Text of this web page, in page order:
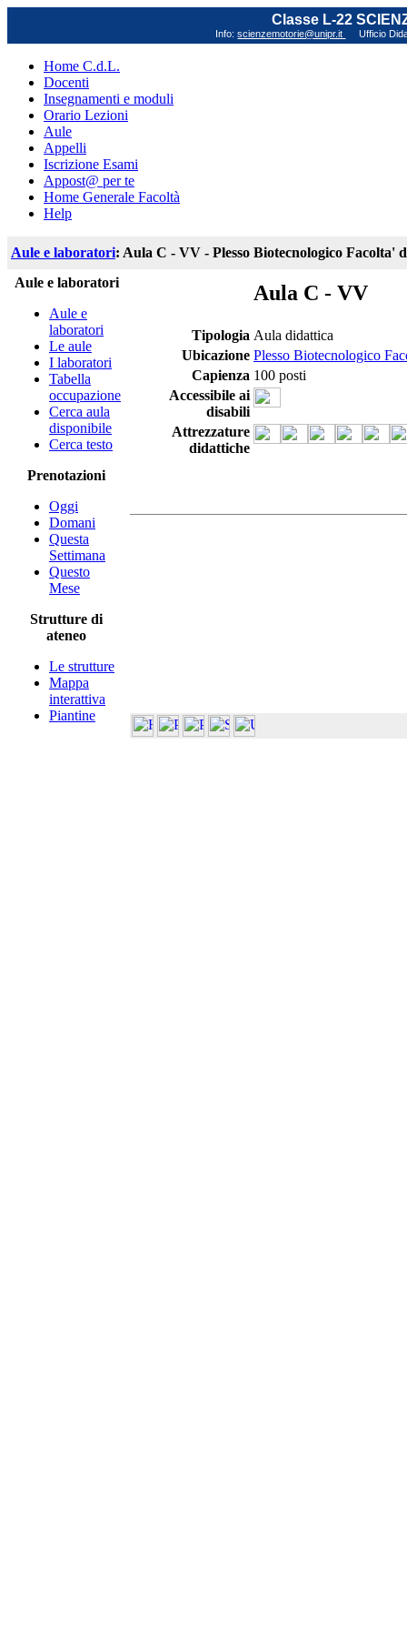
Classe L-22
Info:scienzemotorie@unipr.it Ufficio
Home C.d.L.
Docenti
Insegnamenti e moduli
Orario Lezioni
Aule
Appelli
Iscrizione Esami
Appost@ per te
Home Generale Facoltà
Help
Aule e laboratori: Aula C - VV - Plesso Biotecnologico Facolta'
Aule e laboratori
Aule e
laboratori
Le aule
I laboratori
Tabella
occupazione
Cerca aula
disponibile
Cerca testo
Prenotazioni
Oggi
Domani
Questa
Settimana
Questo
Mese
Strutture di
ateneo
Le strutture
Mappa
interattiva
Piantine
Aula C - VV
Tipologia Aula didattica
Ubicazione Plesso Biotecnologico
Capienza 100 posti
Accessibile ai
disabili
Attrezzature
didattiche